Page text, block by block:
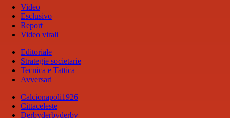
Video
Esclusivo
Report
Video virali
Editoriale
Strategie societarie
Tecnica e Tattica
Avversari
Calcionapoli1926
Cittaceleste
Derbyderbyderby